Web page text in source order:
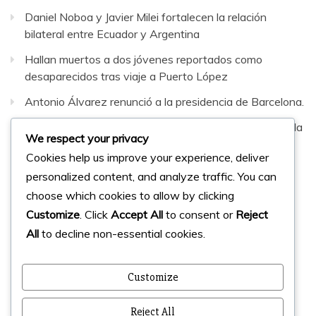
Daniel Noboa y Javier Milei fortalecen la relación
bilateral entre Ecuador y Argentina
Hallan muertos a dos jóvenes reportados como
desaparecidos tras viaje a Puerto López
Antonio Álvarez renunció a la presidencia de Barcelona.
Sepultaron al hombre que murió en fatal accidente en la
vía Santa Elena–Guayaquil
Facebook
Instagram
Twitter
© 2023 Micharts. Todos los derechos reservados.
We respect your privacy
Cookies help us improve your experience, deliver
personalized content, and analyze traffic. You can
choose which cookies to allow by clicking
Customize . Click Accept All to consent or Reject
All to decline non-essential cookies.
Customize
Reject All